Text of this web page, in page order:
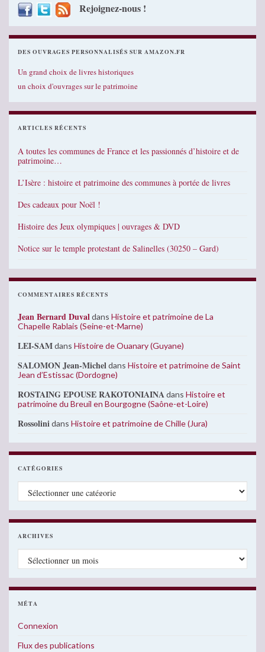
Rejoignez-nous !
DES OUVRAGES PERSONNALISÉS SUR AMAZON.FR
Un grand choix de livres historiques
un choix d'ouvrages sur le patrimoine
ARTICLES RÉCENTS
A toutes les communes de France et les passionnés d’histoire et de
patrimoine…
L’Isère : histoire et patrimoine des communes à portée de livres
Des cadeaux pour Noël !
Histoire des Jeux olympiques | ouvrages & DVD
Notice sur le temple protestant de Salinelles (30250 – Gard)
COMMENTAIRES RÉCENTS
Jean Bernard Duvaldans Histoire et patrimoine de La
Chapelle Rablais (Seine-et-Marne)
LEI-SAMdans Histoire de Ouanary (Guyane)
SALOMON Jean-Micheldans Histoire et patrimoine de Saint
Jean d’Estissac (Dordogne)
ROSTAING EPOUSE RAKOTONIAINAdans Histoire et
patrimoine du Breuil en Bourgogne (Saône-et-Loire)
Rossolinidans Histoire et patrimoine de Chille (Jura)
CATÉGORIES
Catégories
ARCHIVES
Archives
MÉTA
Connexion
Flux des publications